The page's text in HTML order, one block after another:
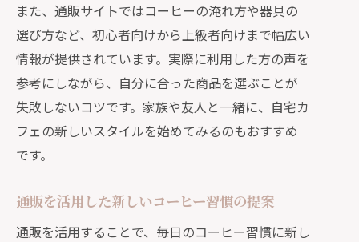
沢な時間
暮らしと珈琲通販で深まる家族や夫婦
のひととき
通販暮らしとコーヒーで味わう癒しの
時間術
コーヒー通販で生まれる新しい暮らし
の発見
また、通販サイトではコーヒーの淹れ方や器具の
選び方など、初心者向けから上級者向けまで幅広い
情報が提供されています。実際に利用した方の声を
参考にしながら、自分に合った商品を選ぶことが
失敗しないコツです。家族や友人と一緒に、自宅カ
フェの新しいスタイルを始めてみるのもおすすめ
です。
通販を活用した新しいコーヒー習慣の提案
通販を活用することで、毎日のコーヒー習慣に新し